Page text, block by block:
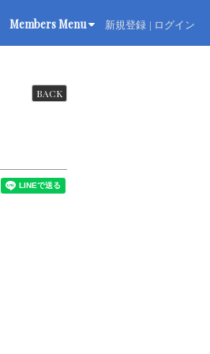
Members Menu 新規登録 ログイン
BACK